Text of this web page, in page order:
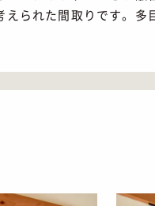
られた間取りです。